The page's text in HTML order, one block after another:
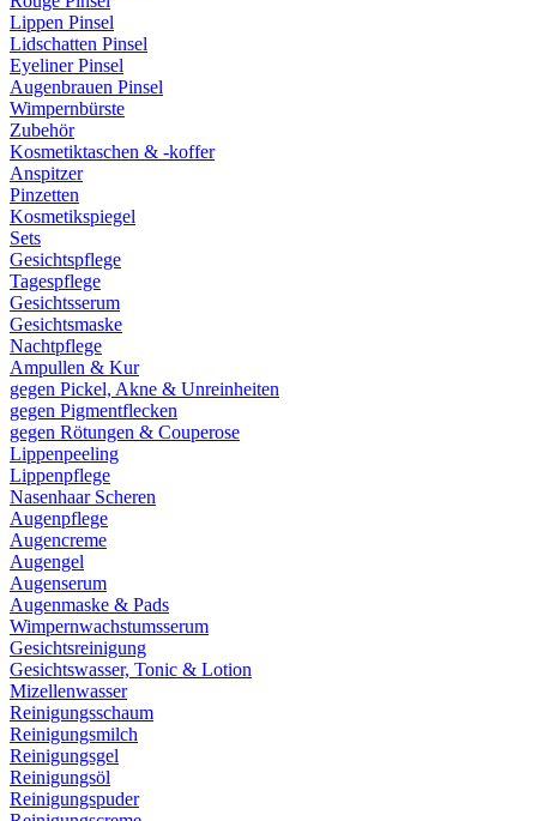
Lippen Pinsel
Lidschatten Pinsel
Eyeliner Pinsel
Augenbrauen Pinsel
Wimpernbürste
Zubehör
Kosmetiktaschen & -koffer
Anspitzer
Pinzetten
Kosmetikspiegel
Sets
Gesichtspflege
Tagespflege
Gesichtsserum
Gesichtsmaske
Nachtpflege
Ampullen & Kur
gegen Pickel, Akne & Unreinheiten
gegen Pigmentflecken
gegen Rötungen & Couperose
Lippenpeeling
Lippenpflege
Nasenhaar Scheren
Augenpflege
Augencreme
Augengel
Augenserum
Augenmaske & Pads
Wimpernwachstumsserum
Gesichtsreinigung
Gesichtswasser, Tonic & Lotion
Mizellenwasser
Reinigungsschaum
Reinigungsmilch
Reinigungsgel
Reinigungsöl
Reinigungspuder